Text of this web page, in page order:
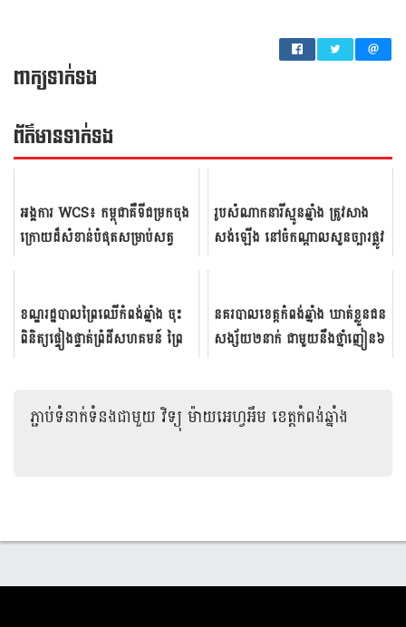
ពាក្យទាក់ទង
ព័ត៌មាន​ទាក់​ទង
អង្គ​ការ​ WCS​៖ កម្ពុជា​គឺ​ទី​ជម្រក​ចុង​
ក្រោយ​ដ៏​សំ​ខាន់​បំផុត​សម្រាប់​សត្វ​
រូប​សំណាក​នារី​ស្មូន​ឆ្នាំង ត្រូវ​សាង​
សង់​ឡើង នៅ​ចំកណ្តាល​សួន​ច្បារ​ផ្លូវ
ខណ្ឌ​រដ្ឋបាល​ព្រៃឈើ​កំពង់​ឆ្នាំង ចុះ​​
ពិនិត្យផ្ទៀង​ផ្ទាត់​ព្រំ​ដី​សហ​គមន៍ ព្រៃ​
នគរ​បាល​ខេត្ត​កំពង់​ឆ្នាំង​ ឃាត់​ខ្លួន​ជន​
សង្ស័យ​២​នាក់​ ជា​មួយ​នឹង​ថ្នាំ​ញៀន​៦​
ភ្ជាប់ទំនាក់ទំនងជាមួយវិទ្យុ ម៉ាយអេហ្វអឹម ខេត្តកំពង់ឆ្នាំង